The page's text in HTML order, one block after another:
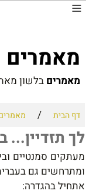
מאמרים
מאמרים בלשון מאת
דף הבית /
לך תזדיין...
מעתקים סמנטיים
ומתרחשים גם
אתחיל בהגדרה: